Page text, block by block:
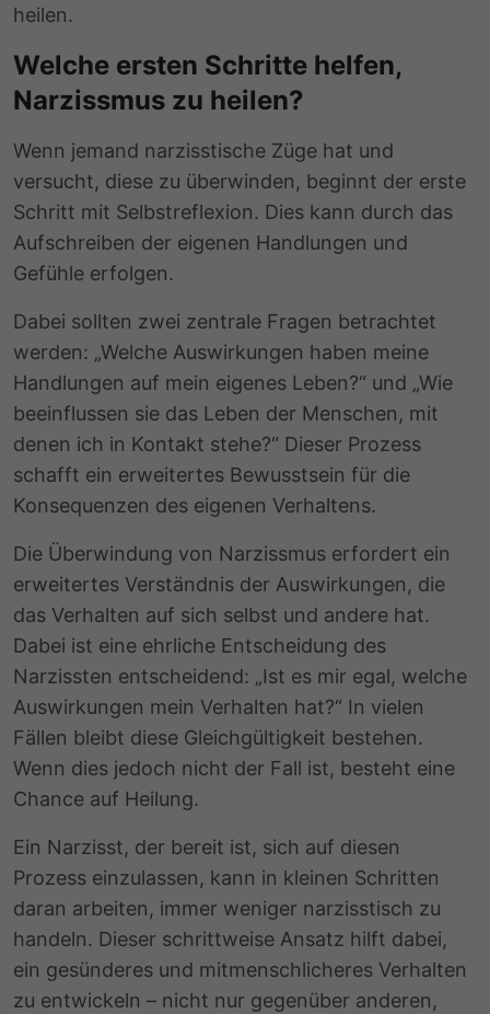
heilen.
Welche ersten Schritte helfen,
Narzissmus zu heilen?
Wenn jemand narzisstische Züge hat und
versucht, diese zu überwinden, beginnt der erste
Schritt mit Selbstreflexion. Dies kann durch das
Aufschreiben der eigenen Handlungen und
Gefühle erfolgen.
Dabei sollten zwei zentrale Fragen betrachtet
werden: „Welche Auswirkungen haben meine
Handlungen auf mein eigenes Leben?“ und „Wie
beeinflussen sie das Leben der Menschen, mit
denen ich in Kontakt stehe?“ Dieser Prozess
schafft ein erweitertes Bewusstsein für die
Konsequenzen des eigenen Verhaltens.
Die Überwindung von Narzissmus erfordert ein
erweitertes Verständnis der Auswirkungen, die
das Verhalten auf sich selbst und andere hat.
Dabei ist eine ehrliche Entscheidung des
Narzissten entscheidend: „Ist es mir egal, welche
Auswirkungen mein Verhalten hat?“ In vielen
Fällen bleibt diese Gleichgültigkeit bestehen.
Wenn dies jedoch nicht der Fall ist, besteht eine
Chance auf Heilung.
Ein Narzisst, der bereit ist, sich auf diesen
Prozess einzulassen, kann in kleinen Schritten
daran arbeiten, immer weniger narzisstisch zu
handeln. Dieser schrittweise Ansatz hilft dabei,
ein gesünderes und mitmenschlicheres Verhalten
zu entwickeln – nicht nur gegenüber anderen,